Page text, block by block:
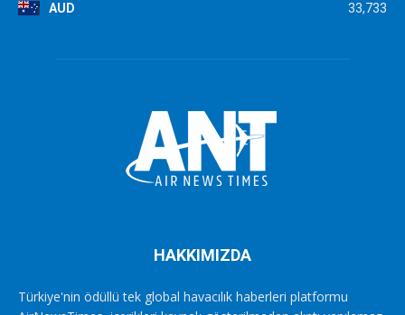
AUD 33,733
HAKKIMIZDA
Türkiye'nin ödüllü tek global havacılık haberleri platformu